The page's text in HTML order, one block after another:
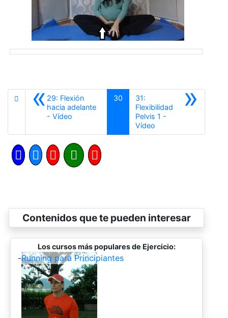
«29: Flexión
hacia adelante
- Vídeo
30 »
31:
Flexibilidad
Pelvis 1 -
Vídeo
Contenidos que te pueden interesar
Los cursos más populares de Ejercicio:
-Running para Principiantes